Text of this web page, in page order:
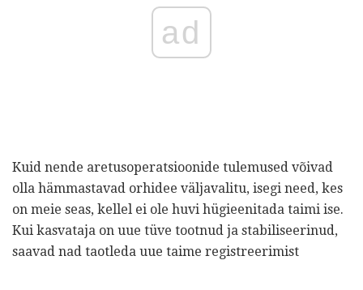
ad
Kuid nende aretusoperatsioonide tulemused võivad
olla hämmastavad orhidee väljavalitu, isegi need, kes
on meie seas, kellel ei ole huvi hügieenitada taimi ise.
Kui kasvataja on uue tüve tootnud ja stabiliseerinud,
saavad nad taotleda uue taime registreerimist